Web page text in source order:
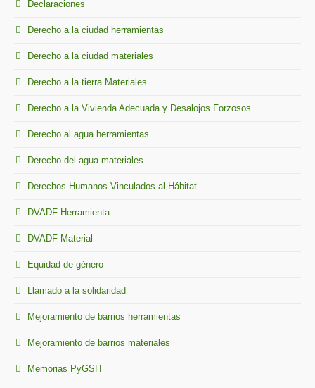
Declaraciones
Derecho a la ciudad herramientas
Derecho a la ciudad materiales
Derecho a la tierra Materiales
Derecho a la Vivienda Adecuada y Desalojos Forzosos
Derecho al agua herramientas
Derecho del agua materiales
Derechos Humanos Vinculados al Hábitat
DVADF Herramienta
DVADF Material
Equidad de género
Llamado a la solidaridad
Mejoramiento de barrios herramientas
Mejoramiento de barrios materiales
Memorias PyGSH